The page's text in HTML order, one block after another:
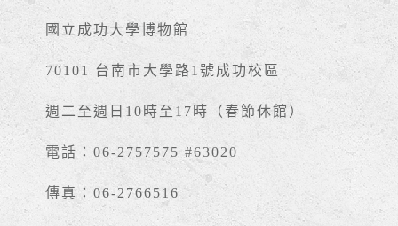
國立成功大學博物館
70101 台南市大學路1號成功校區
週二至週日10時至17時（春節休館）
電話：06-2757575 #63020
傳真：06-2766516